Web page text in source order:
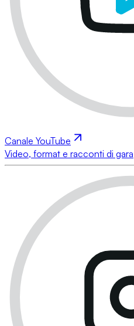
Canale YouTube
Video, format e racconti di gara